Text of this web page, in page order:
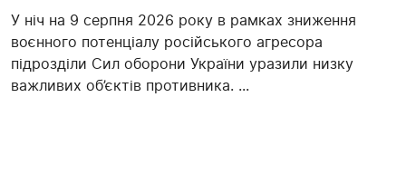
У ніч на 9 серпня 2026 року в рамках зниження
воєнного потенціалу російського агресора
підрозділи Сил оборони України уразили низку
важливих об’єктів противника. ...